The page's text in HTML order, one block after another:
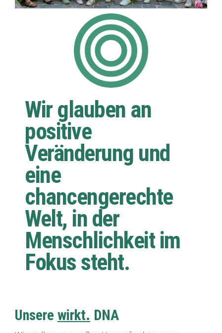
Wir glauben an
positive
Veränderung und
eine
chancengerechte
Welt, in der
Menschlichkeit im
Fokus steht.
Unsere wirkt. DNA